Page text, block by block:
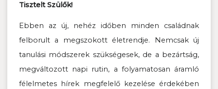
Tisztelt Szülők!
Ebben az új, nehéz időben minden családnak
felborult a megszokott életrendje. Nemcsak új
tanulási módszerek szükségesek, de a bezártság,
megváltozott napi rutin, a folyamatosan áramló
félelmetes hírek megfelelő kezelése érdekében